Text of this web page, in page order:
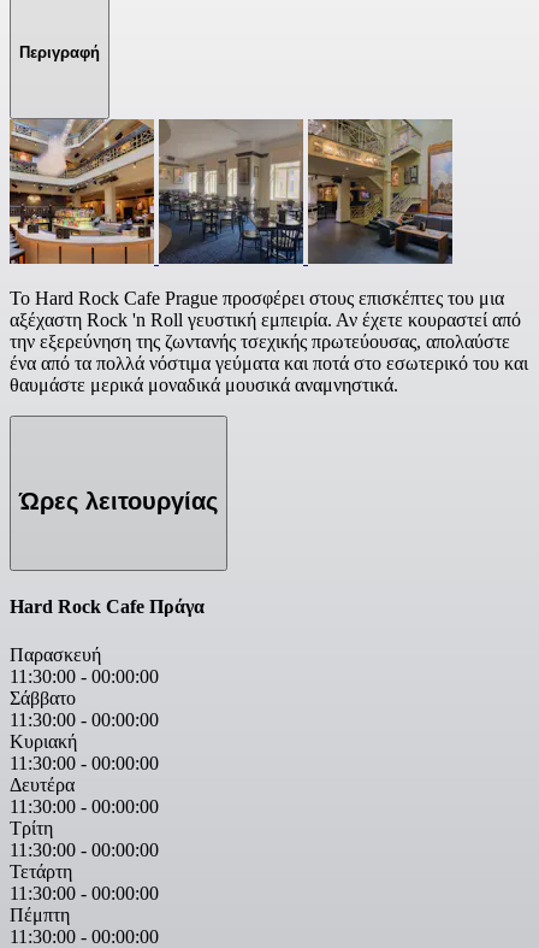
Περιγραφή
Το Hard Rock Cafe Prague προσφέρει στους επισκέπτες του μια
αξέχαστη Rock 'n Roll γευστική εμπειρία. Αν έχετε κουραστεί από
την εξερεύνηση της ζωντανής τσεχικής πρωτεύουσας, απολαύστε
ένα από τα πολλά νόστιμα γεύματα και ποτά στο εσωτερικό του και
θαυμάστε μερικά μοναδικά μουσικά αναμνηστικά.
Ώρες λειτουργίας
Hard Rock Cafe Πράγα
Παρασκευή
11:30:00 - 00:00:00
Σάββατο
11:30:00 - 00:00:00
Κυριακή
11:30:00 - 00:00:00
Δευτέρα
11:30:00 - 00:00:00
Τρίτη
11:30:00 - 00:00:00
Τετάρτη
11:30:00 - 00:00:00
Πέμπτη
11:30:00 - 00:00:00